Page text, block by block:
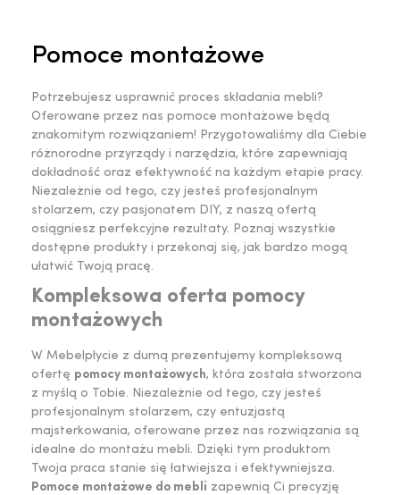
Pomoce montażowe
Potrzebujesz usprawnić proces składania mebli?
Oferowane przez nas pomoce montażowe będą
znakomitym rozwiązaniem! Przygotowaliśmy dla Ciebie
różnorodne przyrządy i narzędzia, które zapewniają
dokładność oraz efektywność na każdym etapie pracy.
Niezależnie od tego, czy jesteś profesjonalnym
stolarzem, czy pasjonatem DIY, z naszą ofertą
osiągniesz perfekcyjne rezultaty. Poznaj wszystkie
dostępne produkty i przekonaj się, jak bardzo mogą
ułatwić Twoją pracę.
Kompleksowa oferta pomocy
montażowych
W Mebelpłycie z dumą prezentujemy kompleksową
ofertę pomocy montażowych, która została stworzona
z myślą o Tobie. Niezależnie od tego, czy jesteś
profesjonalnym stolarzem, czy entuzjastą
majsterkowania, oferowane przez nas rozwiązania są
idealne do montażu mebli. Dzięki tym produktom
Twoja praca stanie się łatwiejsza i efektywniejsza.
Pomoce montażowe do mebli zapewnią Ci precyzję